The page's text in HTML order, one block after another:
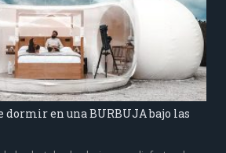
dormir en una BURBUJA bajo las